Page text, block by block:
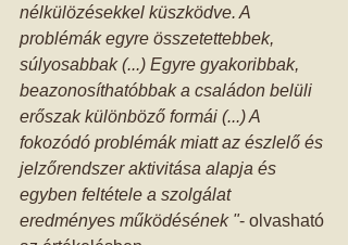
nélkülözésekkel küszködve. A
problémák egyre összetettebbek,
súlyosabbak (...) Egyre gyakoribbak,
beazonosíthatóbbak a családon belüli
erőszak különböző formái (...) A
fokozódó problémák miatt az észlelő és
jelzőrendszer aktivitása alapja és
egyben feltétele a szolgálat
eredményes működésének "- olvasható